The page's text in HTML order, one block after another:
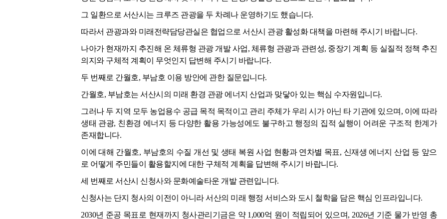
그 일환으로 서산시는 크루즈 관광을 두 차례나 운영하기도 했습니다.
따라서 관광과와 미래전략담당관실은 협업으로 서산시 관광 활성화 대책을 마련해 주시기 바랍니다.
나아가 현재까지 추진해 온 체류형 관광 개발 사업, 체류형 관광과 관련성, 중장기 계획 등 실질적 정책 추진
의지와 구체적 계획이 무엇인지 답변해 주시기 바랍니다.
두 번째로 간월호, 부남호 이용 방안에 관한 질문입니다.
간월호, 부남호는 서산시의 미래 환경 관광 에너지 산업과 맞닿아 있는 핵심 수자원입니다.
그러나 두 지역 모두 농업용수 공급 목적 목적이고 관리 주체가 우리 시가 아닌 타 기관에 있으며, 이에 따라
생태 관광, 친환경 에너지 등 다양한 활용 가능성에도 불구하고 행정의 집적 실행이 어려운 구조적 한계가
존재합니다.
이에 대해 간월호, 부남호의 수질 개선 및 생태 복원 사업 현황과 연차별 목표, 신재생 에너지 산업 등 앞으
로 어떻게 주민들이 활용할지에 대한 구체적 계획을 답변해 주시기 바랍니다.
세 번째로 서산시 신청사와 문화예술타운 개발 관련입니다.
신청사는 단지 청사의 이전이 아니라 서산의 미래 행정 서비스와 도시 철학을 담은 핵심 인프라입니다.
2030년 준공 목표로 현재까지 청사관리기금은 약 1,000억 원이 적립되어 있으며, 2026년 기준 물가 반영 총